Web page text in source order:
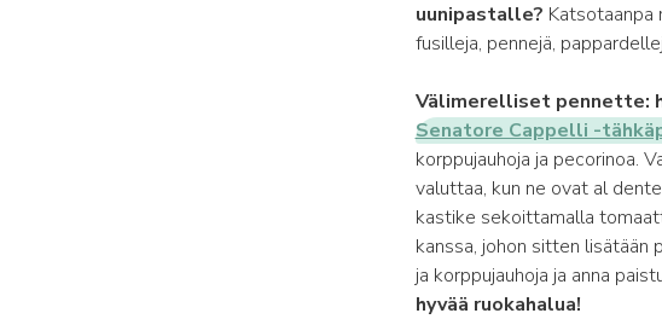
uunipastalle? Katsotaanpa
fusilleja, pennejä,
Välimerelliset pennette:
Senatore Cappelli -
korppujauhoja ja pecorinoa.
valuttaa, kun ne ovat al
kastike sekoittamalla
kanssa, johon sitten lisätään
ja korppujauhoja ja anna
hyvää ruokahalua!